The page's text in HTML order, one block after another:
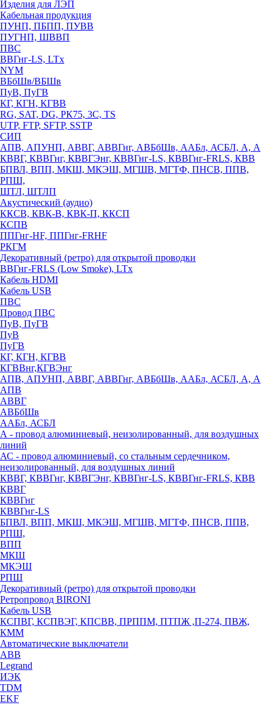
Изделия для ЛЭП
Кабельная продукция
ПУНП, ПБПП, ПУВВ
ПУГНП, ШВВП
ПВС
ВВГнг-LS, LTx
NYM
ВБбШв/ВБШв
ПуВ, ПуГВ
КГ, КГН, КГВВ
RG, SAT, DG, РК75, 3С, TS
UTP, FTP, SFTP, SSTP
СИП
АПВ, АПУНП, АВВГ, АВВГнг, АВБбШв, ААБл, АСБЛ, А, А
КВВГ, КВВГнг, КВВГЭнг, КВВГнг-LS, КВВГнг-FRLS, КВВ
БПВЛ, ВПП, МКШ, МКЭШ, МГШВ, МГТФ, ПНСВ, ППВ,
РПШ,
ШТЛ, ШТЛП
Акустический (аудио)
ККСВ, КВК-В, КВК-П, ККСП
КСПВ
ППГнг-HF, ППГнг-FRHF
РКГМ
Декоративный (ретро) для открытой проводки
ВВГнг-FRLS (Low Smoke), LTx
Кабель HDMI
Кабель USB
ПВС
Провод ПВС
ПуВ, ПуГВ
ПуВ
ПуГВ
КГ, КГН, КГВВ
КГВВнг,КГВЭнг
АПВ, АПУНП, АВВГ, АВВГнг, АВБбШв, ААБл, АСБЛ, А, А
АПВ
АВВГ
АВБбШв
ААБл, АСБЛ
А - провод алюминиевый, неизолированный, для воздушных
линий
АС - провод алюминиевый, со стальным сердечником,
неизолированный, для воздушных линий
КВВГ, КВВГнг, КВВГЭнг, КВВГнг-LS, КВВГнг-FRLS, КВВ
КВВГ
КВВГнг
КВВГнг-LS
БПВЛ, ВПП, МКШ, МКЭШ, МГШВ, МГТФ, ПНСВ, ППВ,
РПШ,
ВПП
МКШ
МКЭШ
РПШ
Декоративный (ретро) для открытой проводки
Ретропровод BIRONI
Кабель USB
КСПВГ, КСПВЭГ, КПСВВ, ПРППМ, ПТПЖ ,П-274, ПВЖ,
КММ
Автоматические выключатели
ABB
Legrand
ИЭК
TDM
EKF